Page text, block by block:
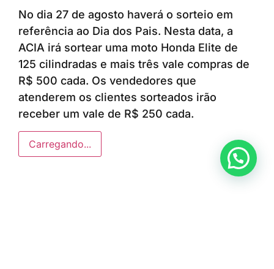
No dia 27 de agosto haverá o sorteio em
referência ao Dia dos Pais. Nesta data, a
ACIA irá sortear uma moto Honda Elite de
125 cilindradas e mais três vale compras de
R$ 500 cada. Os vendedores que
atenderem os clientes sorteados irão
receber um vale de R$ 250 cada.
Carregando...
Anunciar ou recomendar matéria